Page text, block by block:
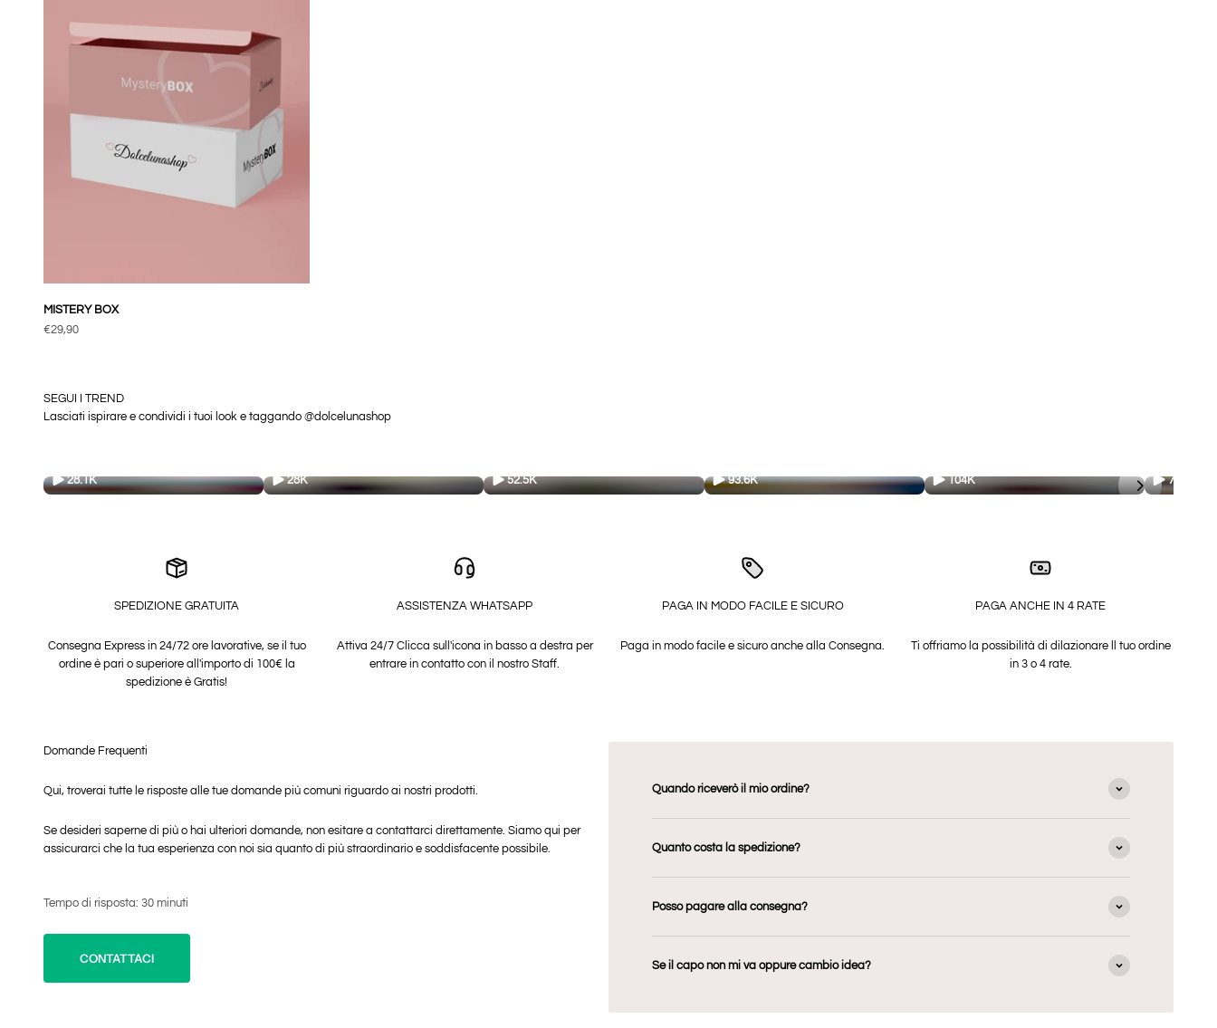
MISTERY BOX
Prezzo scontato
€29,90
SEGUI I TREND
Lasciati ispirare e condividi i tuoi look e taggando @dolcelunashop
28.1K 28K 52.5K 93.6K 104K 75.7K
SPEDIZIONE GRATUITA
Consegna Express in 24/72 ore lavorative, se il tuo
ordine è pari o superiore all'importo di 100€ la
spedizione è Gratis!
ASSISTENZA WHATSAPP
Attiva 24/7 Clicca sull'icona in basso a destra per
entrare in contatto con il nostro Staff.
PAGA IN MODO FACILE E SICURO
Paga in modo facile e sicuro anche alla Consegna.
PAGA ANCHE IN 4 RATE
Ti offriamo la possibilità di dilazionare ll tuo ordine
in 3 o 4 rate.
Domande Frequenti
Qui, troverai tutte le risposte alle tue domande più comuni riguardo ai nostri prodotti.
Se desideri saperne di più o hai ulteriori domande, non esitare a contattarci direttamente. Siamo qui per
assicurarci che la tua esperienza con noi sia quanto di più straordinario e soddisfacente possibile.
Tempo di risposta: 30 minuti
CONTATTACI
Quando riceverò il mio ordine?
Quanto costa la spedizione?
Posso pagare alla consegna?
Se il capo non mi va oppure cambio idea?